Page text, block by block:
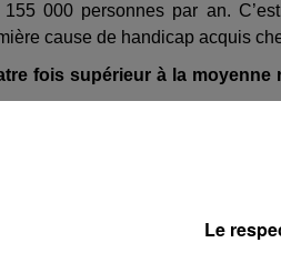
000 personnes par an.
cause de handicap acquis
fois supérieur à la moyenne
lorsque la circulation
le plus fréquent) ou par un
?
Le